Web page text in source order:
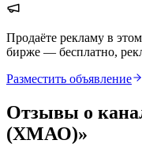
Продаёте рекламу в
бирже — бесплатно,
Разместить объявление
Отзывы о
(ХМАО)»